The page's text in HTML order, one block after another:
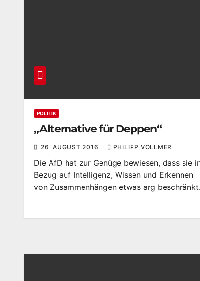
POLITIK
„Alternative für Deppen“
26. AUGUST 2016 PHILIPP VOLLMER
Die AfD hat zur Genüge bewiesen, dass sie
Bezug auf Intelligenz, Wissen und Erkennen
von Zusammenhängen etwas arg